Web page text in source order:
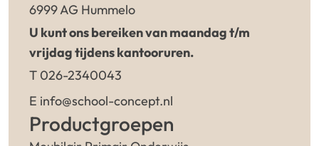
6999 AG Hummelo
U kunt ons bereiken van maandag t/m
vrijdag tijdens kantooruren.
T 026-2340043
E info@school-concept.nl
Productgroepen